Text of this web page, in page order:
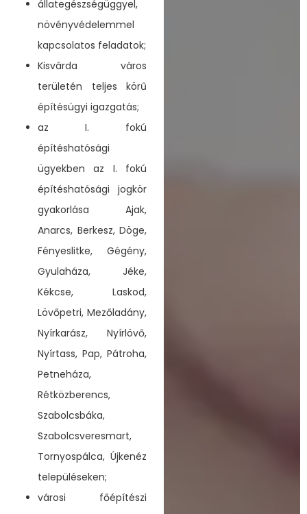
állategészségüggyel,
növényvédelemmel
kapcsolatos feladatok;
Kisvárda város
területén teljes körű
építésügyi igazgatás;
az I. fokú
építéshatósági
ügyekben az I. fokú
építéshatósági jogkör
gyakorlása Ajak,
Anarcs, Berkesz, Döge,
Fényeslitke, Gégény,
Gyulaháza, Jéke,
Kékcse, Laskod,
Lövőpetri, Mezőladány,
Nyírkarász, Nyírlövő,
Nyírtass, Pap, Pátroha,
Petneháza,
Rétközberencs,
Szabolcsbáka,
Szabolcsveresmart,
Tornyospálca, Újkenéz
településeken;
városi főépítészi